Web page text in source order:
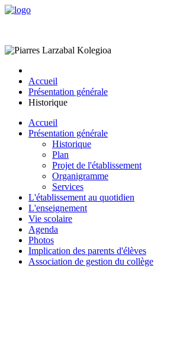
Accueil
Présentation générale
Historique
Accueil
Présentation générale
Historique
Plan
Projet de l'établissement
Organigramme
Services
L'établissement au quotidien
L'enseignement
Vie scolaire
Agenda
Photos
Implication des parents d'élèves
Association de gestion du collège